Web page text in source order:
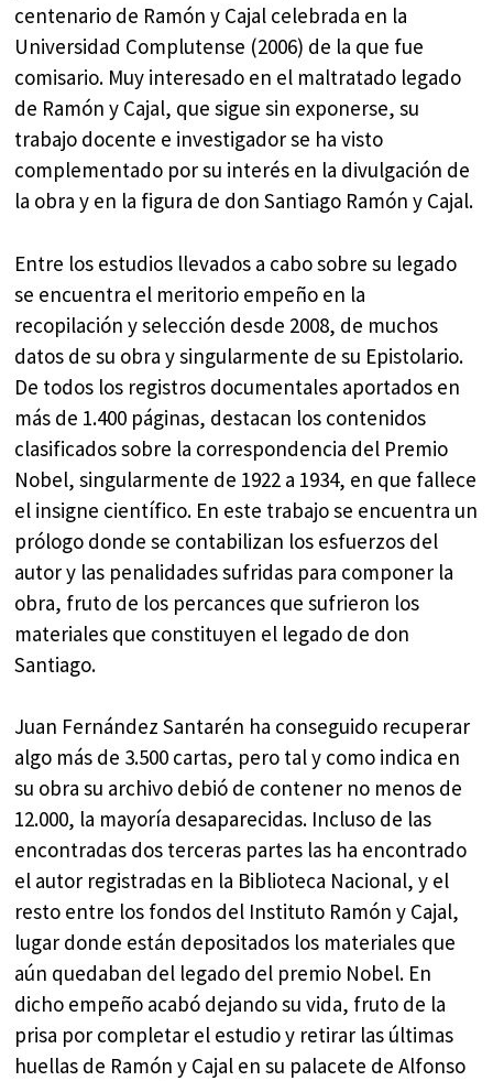
centenario de Ramón y Cajal celebrada en la
Universidad Complutense (2006) de la que fue
comisario. Muy interesado en el maltratado legado
de Ramón y Cajal, que sigue sin exponerse, su
trabajo docente e investigador se ha visto
complementado por su interés en la divulgación de
la obra y en la figura de don Santiago Ramón y Cajal.
Entre los estudios llevados a cabo sobre su legado
se encuentra el meritorio empeño en la
recopilación y selección desde 2008, de muchos
datos de su obra y singularmente de su Epistolario.
De todos los registros documentales aportados en
más de 1.400 páginas, destacan los contenidos
clasificados sobre la correspondencia del Premio
Nobel, singularmente de 1922 a 1934, en que fallece
el insigne científico. En este trabajo se encuentra un
prólogo donde se contabilizan los esfuerzos del
autor y las penalidades sufridas para componer la
obra, fruto de los percances que sufrieron los
materiales que constituyen el legado de don
Santiago.
Juan Fernández Santarén ha conseguido recuperar
algo más de 3.500 cartas, pero tal y como indica en
su obra su archivo debió de contener no menos de
12.000, la mayoría desaparecidas. Incluso de las
encontradas dos terceras partes las ha encontrado
el autor registradas en la Biblioteca Nacional, y el
resto entre los fondos del Instituto Ramón y Cajal,
lugar donde están depositados los materiales que
aún quedaban del legado del premio Nobel. En
dicho empeño acabó dejando su vida, fruto de la
prisa por completar el estudio y retirar las últimas
huellas de Ramón y Cajal en su palacete de Alfonso